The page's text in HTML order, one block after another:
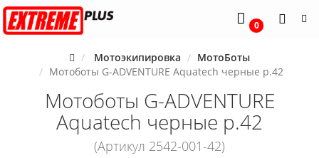
0
Мотоэкипировка
МотоБоты
Мотоботы G-ADVENTURE Aquatech черные р.42
Мотоботы G-ADVENTURE
Aquatech черные р.42
(Артикул 2542-001-42)